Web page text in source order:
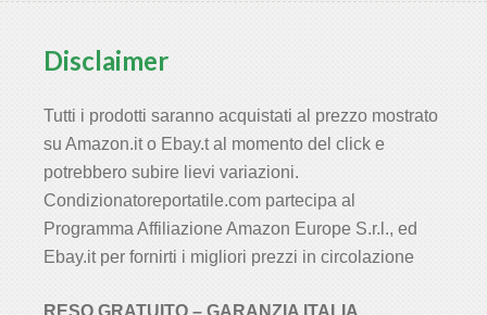
Disclaimer
Tutti i prodotti saranno acquistati al prezzo mostrato
su Amazon.it o Ebay.t al momento del click e
potrebbero subire lievi variazioni.
Condizionatoreportatile.com partecipa al
Programma Affiliazione Amazon Europe S.r.l., ed
Ebay.it per fornirti i migliori prezzi in circolazione